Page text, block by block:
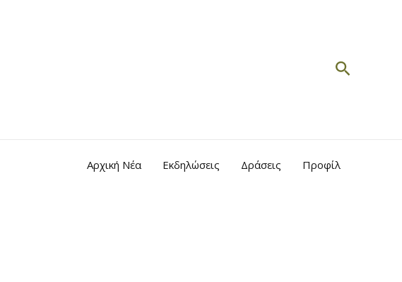
Search
Αρχική Νέα Εκδηλώσεις Δράσεις Προφίλ